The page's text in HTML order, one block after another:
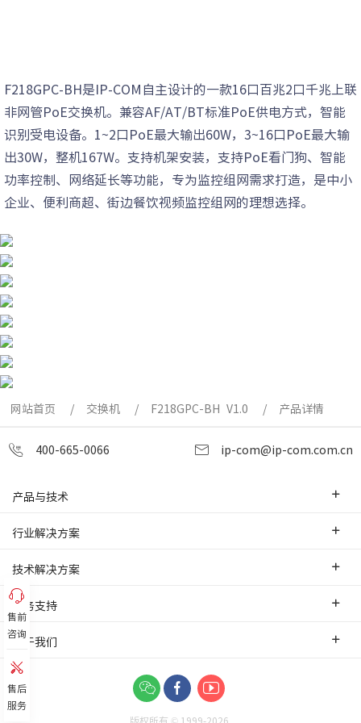
F218GPC-BH是IP-COM自主设计的一款16口百兆2口千兆上联
非网管PoE交换机。兼容AF/AT/BT标准PoE供电方式，智能
识别受电设备。1~2口PoE最大输出60W，3~16口PoE最大输
出30W，整机167W。支持机架安装，支持PoE看门狗、智能
功率控制、网络延长等功能，专为监控组网需求打造，是中小
企业、便利商超、街边餐饮视频监控组网的理想选择。
网站首页 交换机 F218GPC-BH V1.0 产品详情
400-665-0066 ip-com@ip-com.com.cn
产品与技术
企业级路由器
网桥
网络安全
行业解决方案
中小企业
智慧零售
智慧酒店
智慧物流
技术解决方案
SD-WAN互联
云管理
IPMAX监控传输
服务支持
办事处
培训认证
关于我们
关于我们
版权所有 © 1999-2026
售前
咨询
售后
服务